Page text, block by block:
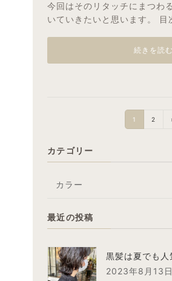
今回はそのリタッチにまつわ
いていきたいと思います。
続きを読む
ナ
ビ
ー
ョ
固
定
ジ
1
固
ジ
2
カテゴリー
カラー
最近の投稿
黒髪は夏でも
2023年8月13日